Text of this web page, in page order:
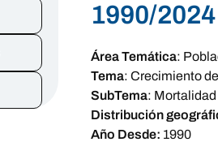
1990/2024
Área Temática:
Tema: Crecimiento
SubTema: Mortalidad
Distribución
Año Desde: 1990